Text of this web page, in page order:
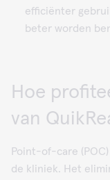
efficiënter
beter worden
Hoe
van
Point-of-care
de kliniek. Het